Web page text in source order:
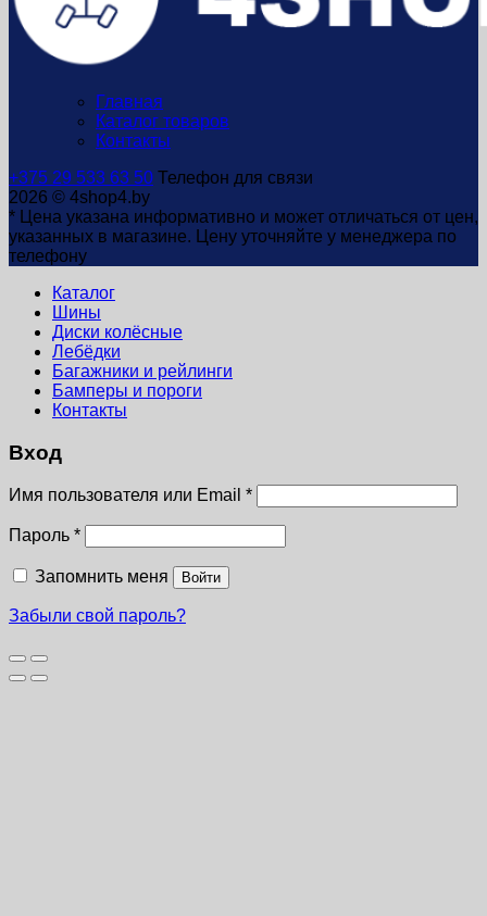
Главная
Каталог товаров
Контакты
+375 29 533 63 50 Телефон для связи
2026 © 4shop4.by
* Цена указана информативно и может отличаться от цен,
указанных в магазине. Цену уточняйте у менеджера по
телефону
Каталог
Шины
Диски колёсные
Лебёдки
Багажники и рейлинги
Бамперы и пороги
Контакты
Вход
Имя пользователя или Email *
Пароль *
Запомнить меня Войти
Забыли свой пароль?